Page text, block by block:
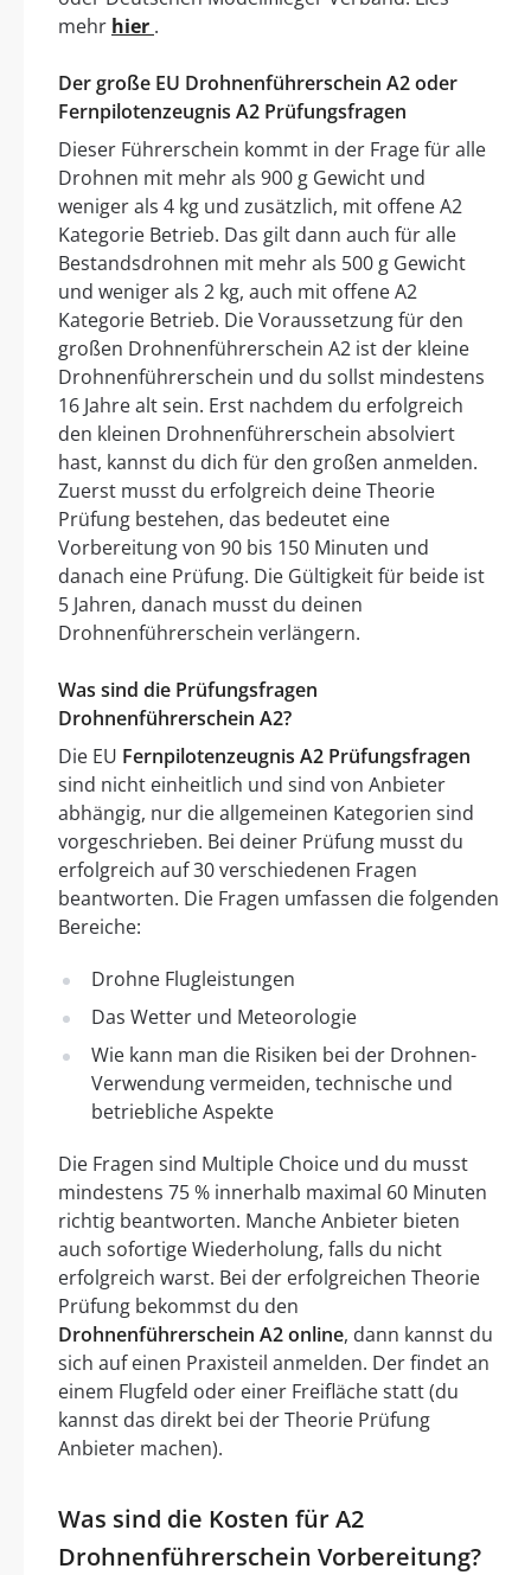
mehr hier .
Der große EU Drohnenführerschein A2 oder
Fernpilotenzeugnis A2 Prüfungsfragen
Dieser Führerschein kommt in der Frage für alle
Drohnen mit mehr als 900 g Gewicht und
weniger als 4 kg und zusätzlich, mit offene A2
Kategorie Betrieb. Das gilt dann auch für alle
Bestandsdrohnen mit mehr als 500 g Gewicht
und weniger als 2 kg, auch mit offene A2
Kategorie Betrieb. Die Voraussetzung für den
großen Drohnenführerschein A2 ist der kleine
Drohnenführerschein und du sollst mindestens
16 Jahre alt sein. Erst nachdem du erfolgreich
den kleinen Drohnenführerschein absolviert
hast, kannst du dich für den großen anmelden.
Zuerst musst du erfolgreich deine Theorie
Prüfung bestehen, das bedeutet eine
Vorbereitung von 90 bis 150 Minuten und
danach eine Prüfung. Die Gültigkeit für beide ist
5 Jahren, danach musst du deinen
Drohnenführerschein verlängern.
Was sind die Prüfungsfragen
Drohnenführerschein A2?
Die EU Fernpilotenzeugnis A2 Prüfungsfragen
sind nicht einheitlich und sind von Anbieter
abhängig, nur die allgemeinen Kategorien sind
vorgeschrieben. Bei deiner Prüfung musst du
erfolgreich auf 30 verschiedenen Fragen
beantworten. Die Fragen umfassen die folgenden
Bereiche:
Drohne Flugleistungen
Das Wetter und Meteorologie
Wie kann man die Risiken bei der Drohnen-
Verwendung vermeiden, technische und
betriebliche Aspekte
Die Fragen sind Multiple Choice und du musst
mindestens 75 % innerhalb maximal 60 Minuten
richtig beantworten. Manche Anbieter bieten
auch sofortige Wiederholung, falls du nicht
erfolgreich warst. Bei der erfolgreichen Theorie
Prüfung bekommst du den
Drohnenführerschein A2 online, dann kannst du
sich auf einen Praxisteil anmelden. Der findet an
einem Flugfeld oder einer Freifläche statt (du
kannst das direkt bei der Theorie Prüfung
Anbieter machen).
Was sind die Kosten für A2
Drohnenführerschein Vorbereitung?